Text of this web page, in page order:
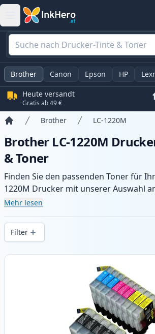
Brother Canon Epson HP
Heute versandt
Gratis ab 49 €
Brother LC-1220M
Brother LC-1220M
& Toner
Finden Sie den passenden Toner für
1220M Drucker mit unserer Auswahl
und XL-Patronen. Profitieren Sie von
in .
Mehr lesen
Filter
Produkte